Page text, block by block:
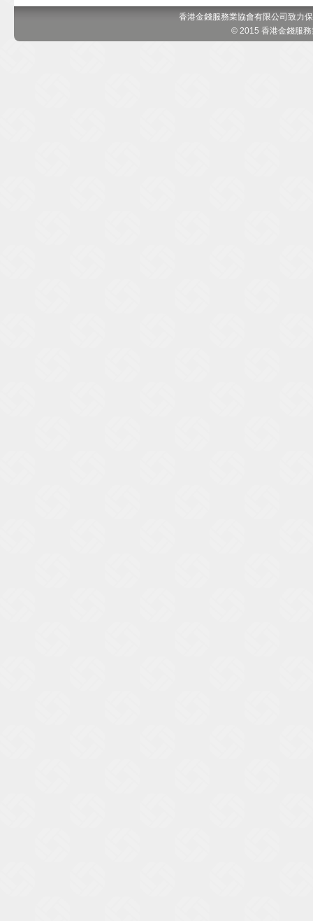
香港金錢服務業協會有限公司致力
© 2015 香港金錢服